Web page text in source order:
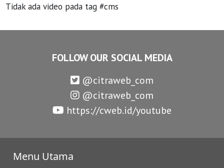
Tidak ada video pada tag #cms
FOLLOW OUR SOCIAL MEDIA
@citraweb_com
@citraweb_com
https://cweb.id/youtube
Menu Utama